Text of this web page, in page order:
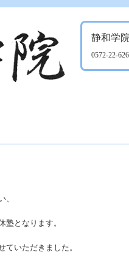
静和学
0572-22-
、
塾となります。
ていただきました。